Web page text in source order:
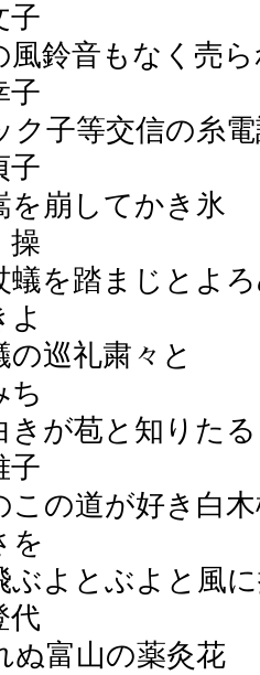
風鈴音もなく売
ク子等交信の糸
子
を崩してかき氷
蟻を踏まじと
の巡礼粛々と
きが苞と知りた
この道が好き白
を
ぶよとぶよと風
ぬ富山の薬灸花